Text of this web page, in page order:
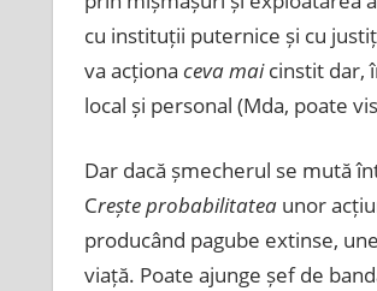
cu instituții puternice și cu
va acționa ceva maicinstit dar,
local și personal (Mda, poate
Dar dacă șmecherul se mută
Crește probabilitateaunor
producând pagube extinse,
viață. Poate ajunge șef de